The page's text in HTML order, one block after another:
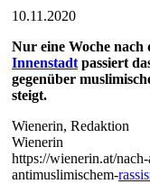
10.11.2020
Nur eine Woche nach
Innenstadt passiert
gegenüber
steigt.
Wienerin, Redaktion
Wienerin
https://wienerin.at/
antimuslimischem-